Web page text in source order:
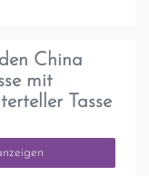
China
mit
Tasse